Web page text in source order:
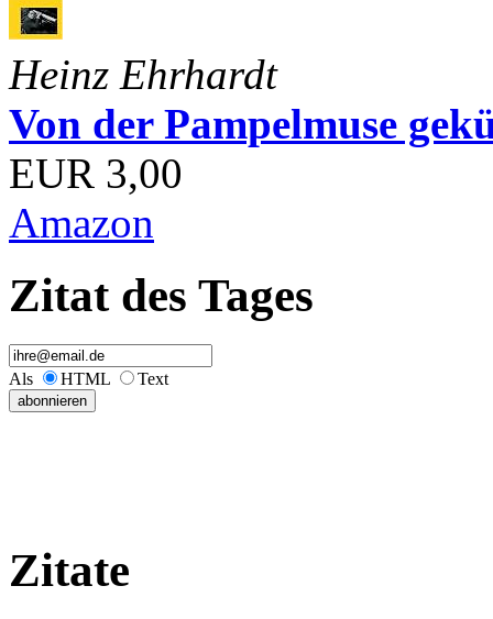
Heinz Ehrhardt
Von der Pampelmuse
EUR 3,00
Amazon
Zitat des Tages
Als HTML Text
Zitate